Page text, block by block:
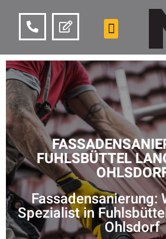
FUHLSBÜTTEL
Fassadensanierung:
Spezialist in
Ohlsdorf